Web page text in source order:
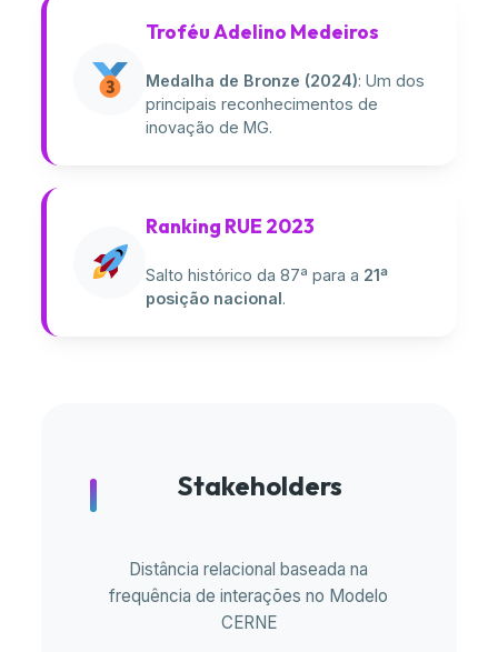
Troféu Adelino Medeiros
Medalha de Bronze (2024): Um dos
principais reconhecimentos de
inovação de MG.
Ranking RUE 2023
Salto histórico da 87ª para a 21ª
posição nacional.
Stakeholders
Distância relacional baseada na
frequência de interações no Modelo
CERNE